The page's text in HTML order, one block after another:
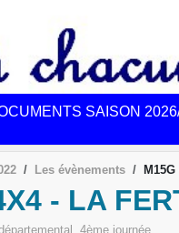
SAISON
Les évènements
- LA
4ème journée